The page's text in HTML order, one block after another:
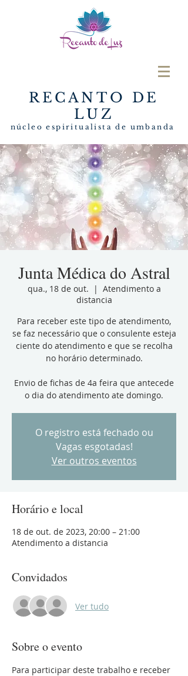
RECANTO DE
LUZ
núcleo espiritualista de umbanda
Junta Médica do Astral
qua., 18 de out.
  |
Atendimento a
distancia
Para receber este tipo de atendimento,
se faz necessário que o consulente esteja
ciente do atendimento e que se recolha
no horário determinado.
Envio de fichas de 4a feira que antecede
o dia do atendimento ate domingo.
O registro está fechado ou
Vagas esgotadas!
Ver outros eventos
Horário e local
18 de out. de 2023, 20:00 – 21:00
Atendimento a distancia
Convidados
Ver tudo
Sobre o evento
Para participar deste trabalho e receber